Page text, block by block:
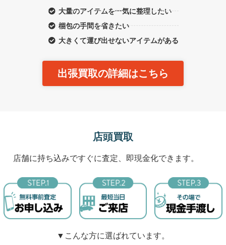
大量のアイテムを一気に整理したい
梱包の手間を省きたい
大きくて運び出せないアイテムがある
出張買取の詳細はこちら
店頭買取
店舗に持ち込みですぐに査定、即現金化できます。
▼こんな方に選ばれています。